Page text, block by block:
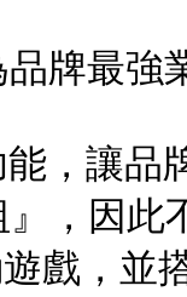
牌最強
，讓品
，因此
戲，